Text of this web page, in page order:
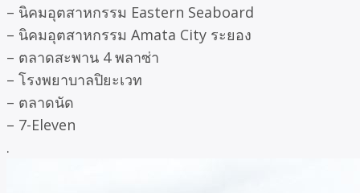
– นิคมอุตสาหกรรม Eastern Seaboard
– นิคมอุตสาหกรรม Amata City ระยอง
– ตลาดสะพาน 4 พลาซ่า
– โรงพยาบาลปิยะเวท
– ตลาดนัด
– 7-Eleven
.